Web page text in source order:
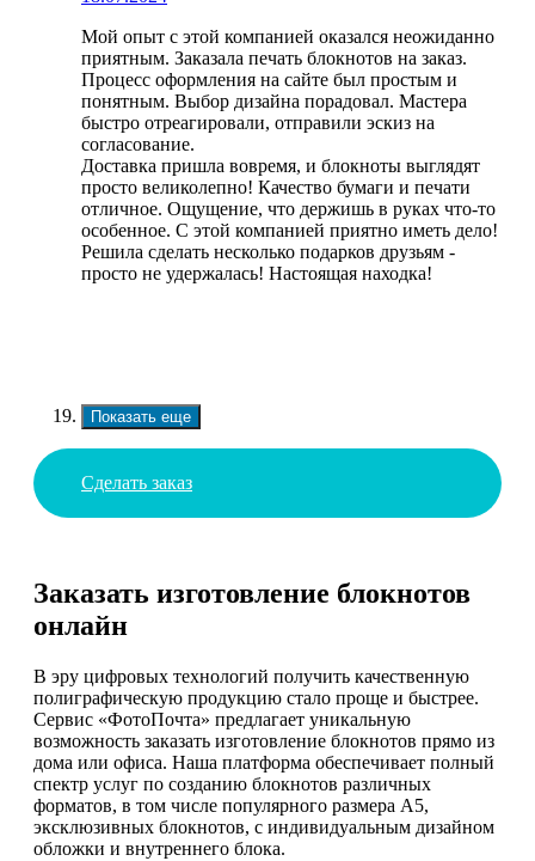
Мой опыт с этой компанией оказался неожиданно
приятным. Заказала печать блокнотов на заказ.
Процесс оформления на сайте был простым и
понятным. Выбор дизайна порадовал. Мастера
быстро отреагировали, отправили эскиз на
согласование.
Доставка пришла вовремя, и блокноты выглядят
просто великолепно! Качество бумаги и печати
отличное. Ощущение, что держишь в руках что-то
особенное. С этой компанией приятно иметь дело!
Решила сделать несколько подарков друзьям -
просто не удержалась! Настоящая находка!
Показать еще
Сделать заказ
Заказать изготовление блокнотов
онлайн
В эру цифровых технологий получить качественную
полиграфическую продукцию стало проще и быстрее.
Сервис «ФотоПочта» предлагает уникальную
возможность заказать изготовление блокнотов прямо из
дома или офиса. Наша платформа обеспечивает полный
спектр услуг по созданию блокнотов различных
форматов, в том числе популярного размера А5,
эксклюзивных блокнотов, с индивидуальным дизайном
обложки и внутреннего блока.